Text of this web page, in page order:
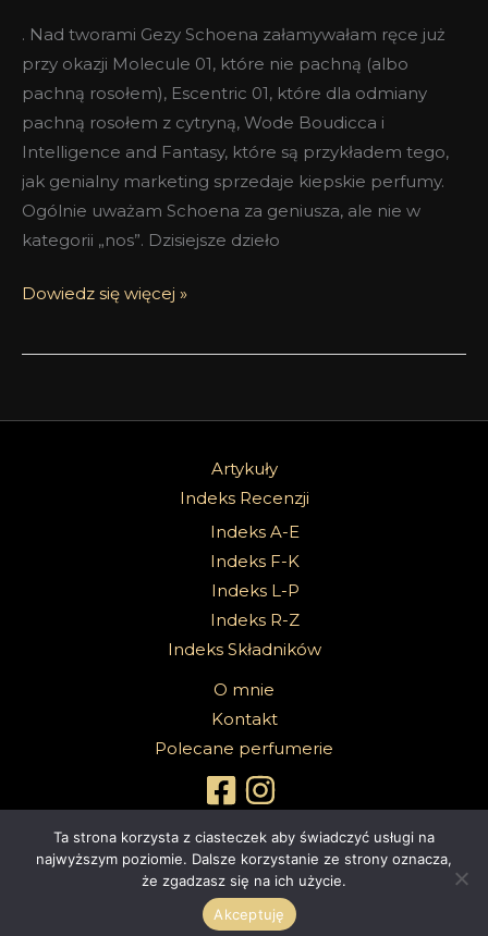
. Nad tworami Gezy Schoena załamywałam ręce już
przy okazji Molecule 01, które nie pachną (albo
pachną rosołem), Escentric 01, które dla odmiany
pachną rosołem z cytryną, Wode Boudicca i
Intelligence and Fantasy, które są przykładem tego,
jak genialny marketing sprzedaje kiepskie perfumy.
Ogólnie uważam Schoena za geniusza, ale nie w
kategorii „nos”. Dzisiejsze dzieło
Dowiedz się więcej »
Artykuły
Indeks Recenzji
Indeks A-E
Indeks F-K
Indeks L-P
Indeks R-Z
Indeks Składników
O mnie
Kontakt
Polecane perfumerie
Copyright 2026 @Sabbath Of Senses | Z dumą wspierane przez
4ec.eu - strony www i sklepy internetowe
Ta strona korzysta z ciasteczek aby świadczyć usługi na
najwyższym poziomie. Dalsze korzystanie ze strony oznacza,
że zgadzasz się na ich użycie.
Akceptuję